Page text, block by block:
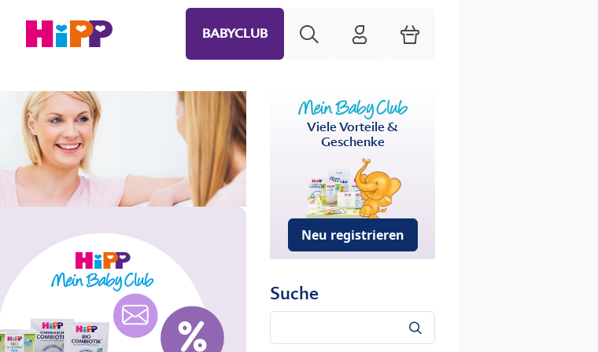
BABYCLUB HiPP Mein Babyclub
Warenkorb
Viele Vorteile &
Geschenke
Neu registrieren
Suche